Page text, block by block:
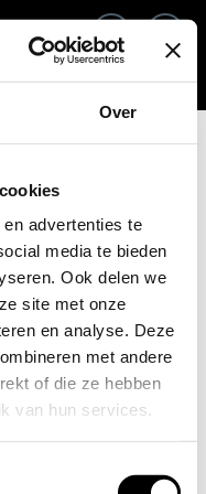
Over
advertenties te
media te bieden
Ook delen we
site met onze
en analyse. Deze
met andere
of die ze hebben
van hun services.
Wachtwoord vergeten?